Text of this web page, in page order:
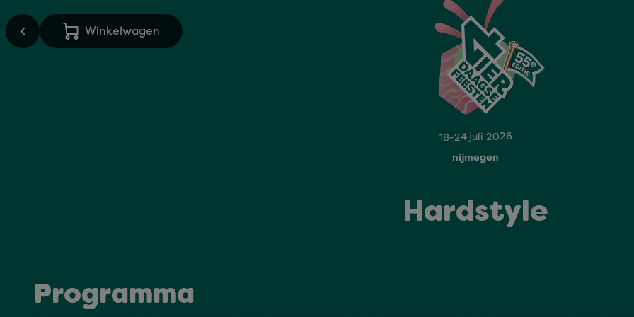
Winkelwagen
18-24 juli 2026
nijmegen
Hardstyle
Programma